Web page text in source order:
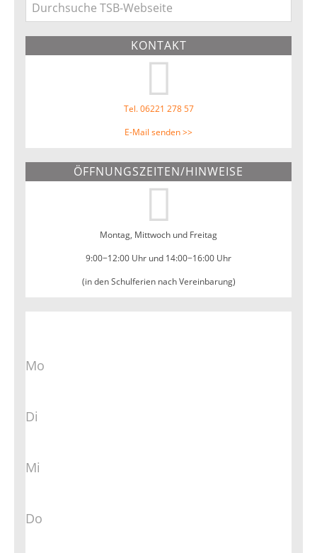
Durchsuche
TSB-
KONTAKT
Tel. 06221 278 57
E-Mail senden >>
ÖFFNUNGSZEITEN/HINWEISE
Montag, Mittwoch und Freitag
9:00−12:00 Uhr und 14:00−16:00 Uhr
(in den Schulferien nach Vereinbarung)
Mo
Di
Mi
Do